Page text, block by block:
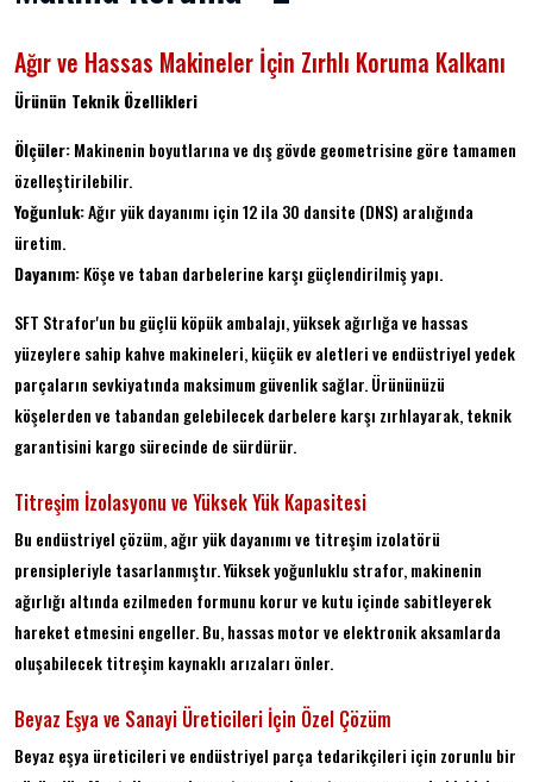
Ağır ve Hassas Makineler İçin Zırhlı Koruma Kalkanı
Ürünün Teknik Özellikleri
Ölçüler:Makinenin boyutlarına ve dış gövde geometrisine göre tamamen
özelleştirilebilir.
Yoğunluk:Ağır yük dayanımı için 12 ila 30 dansite (DNS) aralığında
üretim.
Dayanım:Köşe ve taban darbelerine karşı güçlendirilmiş yapı.
SFT Strafor'un bu güçlü köpük ambalajı, yüksek ağırlığa ve hassas
yüzeylere sahip kahve makineleri, küçük ev aletleri ve endüstriyel yedek
parçaların sevkiyatında maksimum güvenlik sağlar. Ürününüzü
köşelerden ve tabandan gelebilecek darbelere karşı zırhlayarak, teknik
garantisini kargo sürecinde de sürdürür.
Titreşim İzolasyonu ve Yüksek Yük Kapasitesi
Bu endüstriyel çözüm, ağır yük dayanımı ve titreşim izolatörü
prensipleriyle tasarlanmıştır. Yüksek yoğunluklu strafor, makinenin
ağırlığı altında ezilmeden formunu korur ve kutu içinde sabitleyerek
hareket etmesini engeller. Bu, hassas motor ve elektronik aksamlarda
oluşabilecek titreşim kaynaklı arızaları önler.
Beyaz Eşya ve Sanayi Üreticileri İçin Özel Çözüm
Beyaz eşya üreticileri ve endüstriyel parça tedarikçileri için zorunlu bir